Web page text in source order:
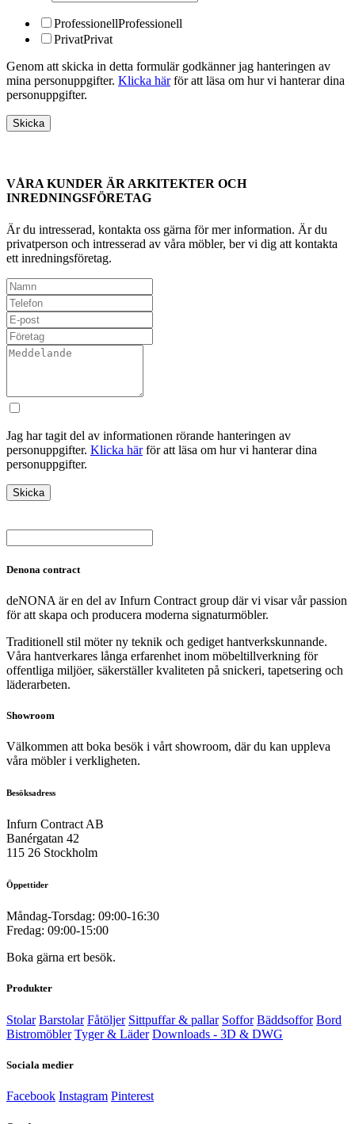
ProfessionellProfessionell
PrivatPrivat
Genom att skicka in detta formulär godkänner jag hanteringen av
mina personuppgifter. Klicka härför att läsa om hur vi hanterar dina
personuppgifter.
VÅRA KUNDER ÄR ARKITEKTER OCH
INREDNINGSFÖRETAG
Är du intresserad, kontakta oss gärna för mer information. Är du
privatperson och intresserad av våra möbler, ber vi dig att kontakta
ett inredningsföretag.
Jag har tagit del av informationen rörande hanteringen av
personuppgifter. Klicka härför att läsa om hur vi hanterar dina
personuppgifter.
Denona contract
deNONA är en del av Infurn Contract group där vi visar vår passion
för att skapa och producera moderna signaturmöbler.
Traditionell stil möter ny teknik och gediget hantverkskunnande.
Våra hantverkares långa erfarenhet inom möbeltillverkning för
offentliga miljöer, säkerställer kvaliteten på snickeri, tapetsering och
läderarbeten.
Showroom
Välkommen att boka besök i vårt showroom, där du kan uppleva
våra möbler i verkligheten.
Besöksadress
Infurn Contract AB
Banérgatan 42
115 26 Stockholm
Öppettider
Måndag-Torsdag: 09:00-16:30
Fredag: 09:00-15:00
Boka gärna ert besök.
Produkter
Stolar Barstolar Fåtöljer Sittpuffar & pallar Soffor Bäddsoffor Bord
Bistromöbler Tyger & Läder Downloads - 3D & DWG
Sociala medier
Facebook Instagram Pinterest